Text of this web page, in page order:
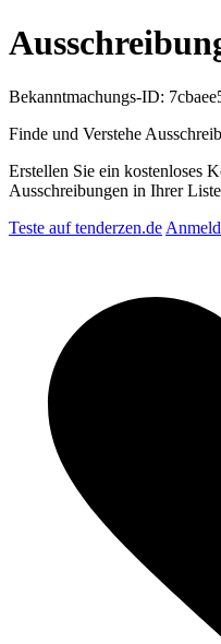
Bekanntmachungs-ID:
Finde und Verstehe
Erstellen Sie ein kostenloses
Ausschreibungen in Ihrer
Teste auf tenderzen.de